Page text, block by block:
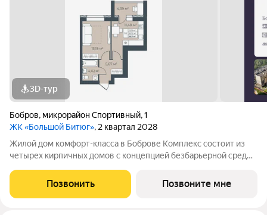
3D-тур
Бобров, микрорайон Спортивный,1
ЖК «Большой Битюг», 2 квартал 2028
Жилой дом комфорт-класса в Боброве Комплекс состоит из
четырех кирпичных домов с концепцией безбарьерной среды,
пожилых людей и родителей с колясками. Функциональное
использование квадратных
Позвонить Позвоните мне